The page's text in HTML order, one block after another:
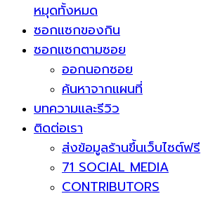
หมุดทั้งหมด
ซอกแซกของกิน
ซอกแซกตามซอย
ออกนอกซอย
ค้นหาจากแผนที่
บทความและรีวิว
ติดต่อเรา
ส่งข้อมูลร้านขึ้นเว็บไซต์ฟรี
71 SOCIAL MEDIA
CONTRIBUTORS